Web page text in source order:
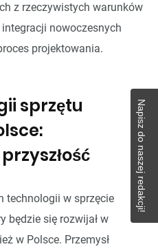
z rzeczywistych warunków
nowoczesnych
projektowania.
sprzętu
technologii w sprzęcie
będzie się rozwijał w
w Polsce. Przemysł
Napisz do naszej redakcji!